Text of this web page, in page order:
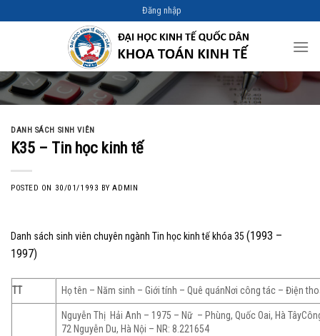
to
Đăng nhập
DANH SÁCH SINH VIÊN
K35 – Tin học kinh tế
POSTED ON 30/01/1993 BYADMIN
Danh sách sinh viên chuyên ngành Tin học kinh tế khóa 35 (1993 –
1997)
TT Họ tên – Năm sinh – Giới tính – Quê quánNơi công tác – Điện
Nguyễn Thị Hải Anh – 1975 – Nữ – Phùng, Quốc Oai, Hà
72 Nguyễn Du, Hà Nội – NR: 8.221654